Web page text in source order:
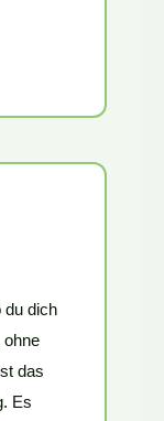
du dich
ohne
das
Es